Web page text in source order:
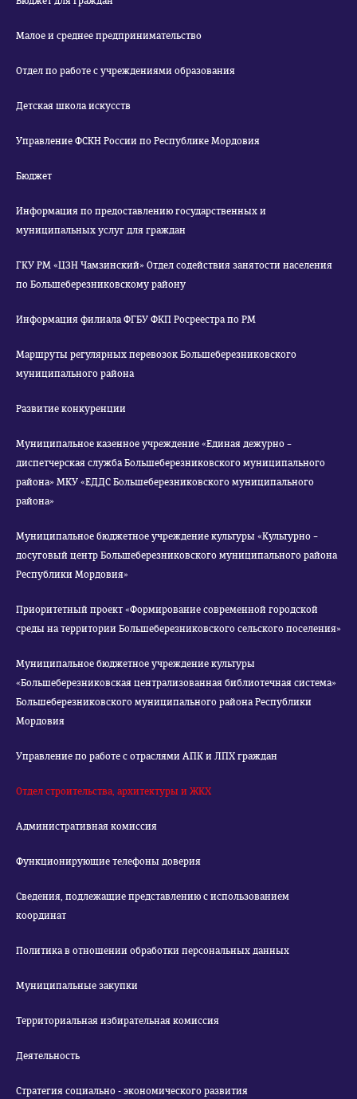
Малое и среднее предпринимательство
Отдел по работе с учреждениями образования
Детская школа искусств
Управление ФСКН России по Республике Мордовия
Бюджет
Информация по предоставлению государственных и
муниципальных услуг для граждан
ГКУ РМ «ЦЗН Чамзинский» Отдел содействия занятости населения
по Большеберезниковскому району
Информация филиала ФГБУ ФКП Росреестра по РМ
Маршруты регулярных перевозок Большеберезниковского
муниципального района
Развитие конкуренции
Муниципальное казенное учреждение «Единая дежурно –
диспетчерская служба Большеберезниковского муниципального
района» МКУ «ЕДДС Большеберезниковского муниципального
района»
Муниципальное бюджетное учреждение культуры «Культурно –
досуговый центр Большеберезниковского муниципального района
Республики Мордовия»
Приоритетный проект «Формирование современной городской
среды на территории Большеберезниковского сельского поселения»
Муниципальное бюджетное учреждение культуры
«Большеберезниковская централизованная библиотечная система»
Большеберезниковского муниципального района Республики
Мордовия
Управление по работе с отраслями АПК и ЛПХ граждан
Отдел строительства, архитектуры и ЖКХ
Административная комиссия
Функционирующие телефоны доверия
Сведения, подлежащие представлению с использованием
координат
Политика в отношении обработки персональных данных
Муниципальные закупки
Территориальная избирательная комиссия
Деятельность
Стратегия социально - экономического развития